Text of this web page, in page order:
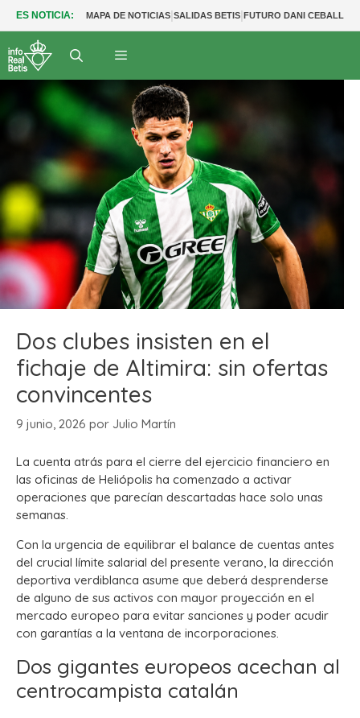
ES NOTICIA: MAPA DE NOTICIAS|SALIDAS BETIS|FUTURO DANI CEBALLOS
Dos clubes insisten en el
fichaje de Altimira: sin ofertas
convincentes
9 junio, 2026 por Julio Martín
La cuenta atrás para el cierre del ejercicio financiero en
las oficinas de Heliópolis ha comenzado a activar
operaciones que parecían descartadas hace solo unas
semanas.
Con la urgencia de equilibrar el balance de cuentas antes
del crucial límite salarial del presente verano, la dirección
deportiva verdiblanca asume que deberá desprenderse
de alguno de sus activos con mayor proyección en el
mercado europeo para evitar sanciones y poder acudir
con garantías a la ventana de incorporaciones.
Dos gigantes europeos acechan al
centrocampista catalán